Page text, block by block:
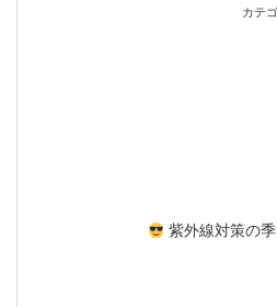
カテ
紫外線対策の